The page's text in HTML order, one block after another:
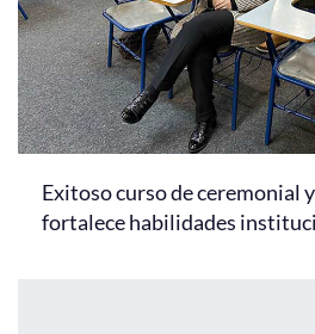
Exitoso curso de ceremonial
fortalece habilidades